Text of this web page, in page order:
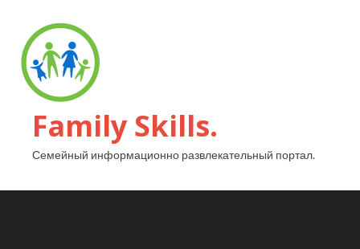
Family Skills.
Семейный информационно развлекательный портал.